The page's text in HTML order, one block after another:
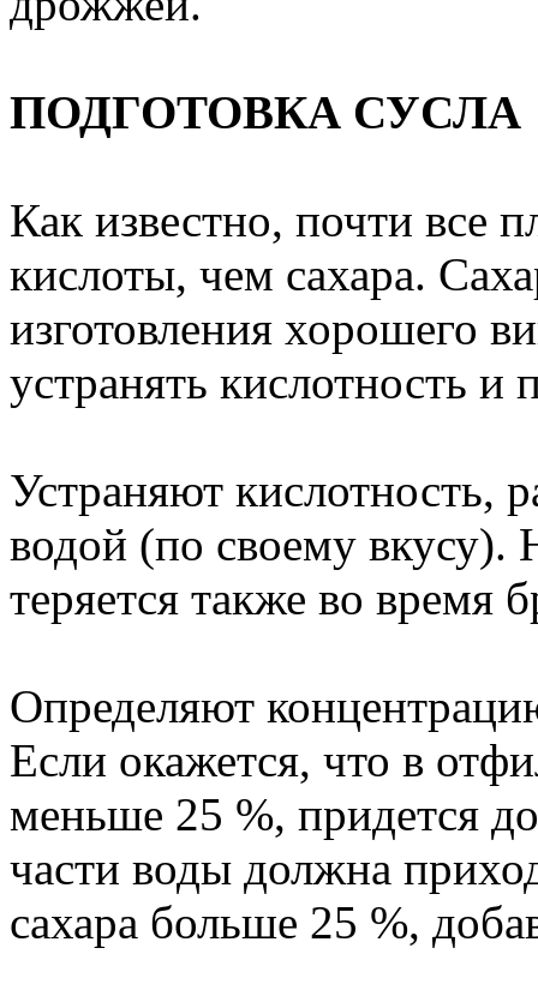
ПОДГОТОВКА СУСЛА
Как известно, почти все
кислоты, чем сахара.
изготовления хорошего
устранять кислотность
Устраняют кислотность,
водой (по своему вкусу).
теряется также во время
Определяют
Если окажется, что в
меньше 25 %, придется
части воды должна
сахара больше 25 %,